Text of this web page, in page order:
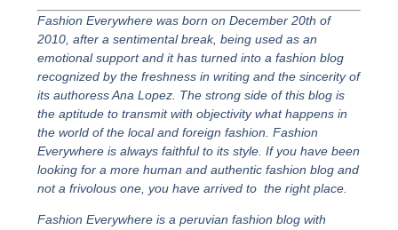
Fashion Everywhere was born on December 20th of
2010, after a sentimental break, being used as an
emotional support and it has turned into a fashion blog
recognized by the freshness in writing and the sincerity of
its authoress Ana Lopez. The strong side of this blog is
the aptitude to transmit with objectivity what happens in
the world of the local and foreign fashion. Fashion
Everywhere is always faithful to its style. If you have been
looking for a more human and authentic fashion blog and
not a frivolous one, you have arrived to the right place.
Fashion Everywhere is a peruvian fashion blog with